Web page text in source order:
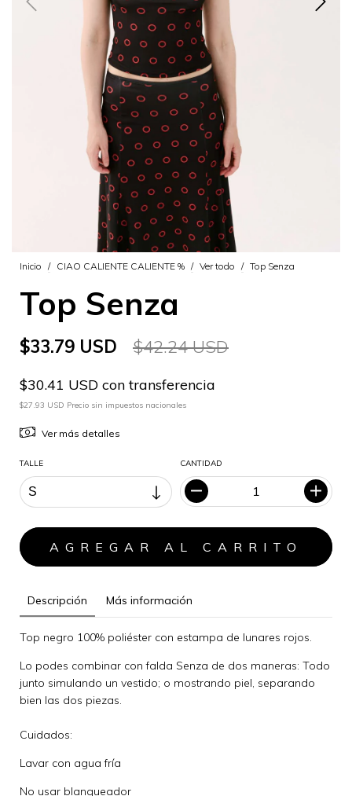
Inicio / CIAO CALIENTE CALIENTE % / Ver todo / Top Senza
Top Senza
$33.79 USD $42.24 USD
$30.41 USD con transferencia
$27.93 USD Precio sin impuestos nacionales
Ver más detalles
TALLE CANTIDAD
Descripción Más información
Top negro 100% poliéster con estampa de lunares rojos.
Lo podes combinar con falda Senza de dos maneras: Todo
junto simulando un vestido; o mostrando piel, separando
bien las dos piezas.
Cuidados:
Lavar con agua fría
No usar blanqueador